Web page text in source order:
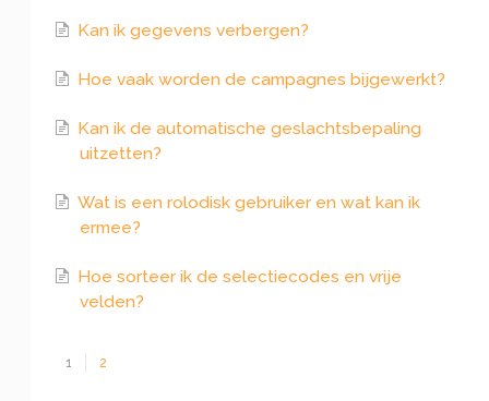
Kan ik gegevens verbergen?
Hoe vaak worden de campagnes bijgewerkt?
Kan ik de automatische geslachtsbepaling
uitzetten?
Wat is een rolodisk gebruiker en wat kan ik
ermee?
Hoe sorteer ik de selectiecodes en vrije
velden?
1 2